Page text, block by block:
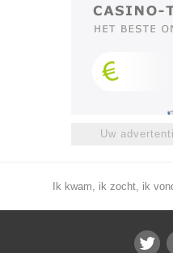
Uw
Ik kwam, ik zocht, ik